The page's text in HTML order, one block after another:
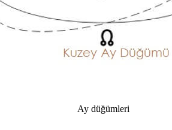
Ay düğümleri